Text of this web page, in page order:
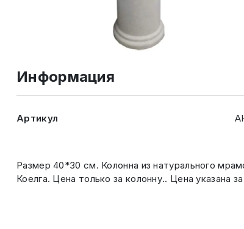
Информация
Артикул
Размер 40*30 см. Колонна из натурального
Коелга. Цена только за колонну.. Цена указана